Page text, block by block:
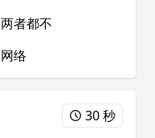
两者都不
网络
30 秒